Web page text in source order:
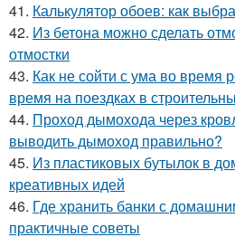
41. Калькулятор обоев: как
42. Из бетона можно сделать
отмостки
43. Как не сойти с ума во время
время на поездках в
44. Проход дымохода через
выводить дымоход правильно?
45. Из пластиковых бутылок в
креативных идей
46. Где хранить банки с
практичные советы